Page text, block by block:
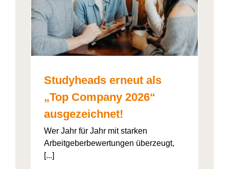
Studyheads erneut als
„Top Company 2026“
ausgezeichnet!
Wer Jahr für Jahr mit starken
Arbeitgeberbewertungen überzeugt,
[...]